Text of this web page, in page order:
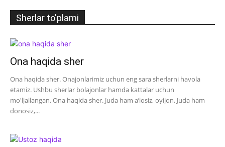
Sherlar to'plami
Ona haqida sher
Ona haqida sher. Onajonlarimiz uchun eng sara sherlarni havola
etamiz. Ushbu sherlar bolajonlar hamda kattalar uchun
mo'ljallangan. Ona haqida sher. Juda ham a’losiz, oyijon, Juda ham
donosiz,...